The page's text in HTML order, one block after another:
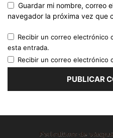
Guardar mi nombre, correo
navegador la próxima vez que
Recibir un correo electrónico
esta entrada.
Recibir un correo electrónico